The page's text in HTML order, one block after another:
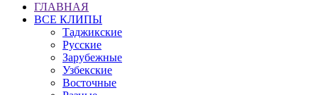
ГЛАВНАЯ
ВСЕ КЛИПЫ
Таджикские
Русские
Зарубежные
Узбекские
Восточные